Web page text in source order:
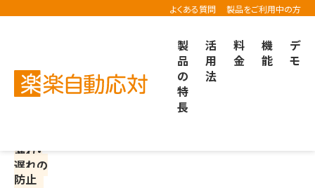
よくある質問 製品をご利用中の方
製
品
の
特
長
活
用
法
料
金
機
能
デ
モ
楽楽自動応対TOP 機能紹介 対応状況を見える化したい
漏れ・
遅れの
防止